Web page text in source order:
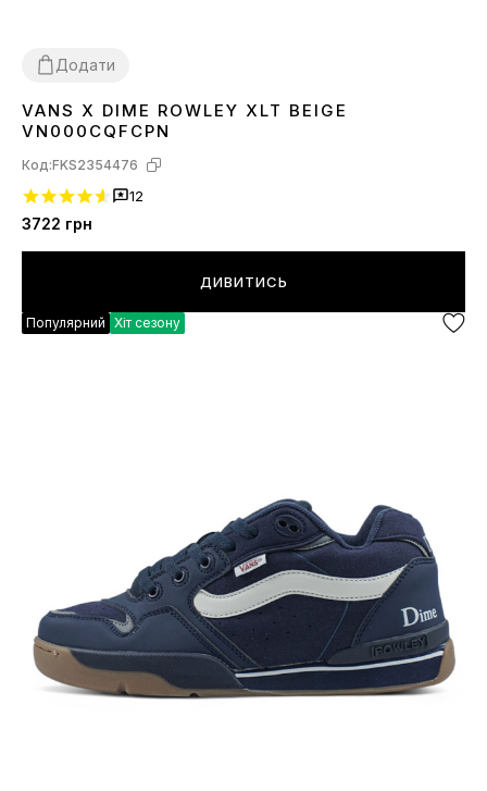
Додати
3637 44 45
VANS X DIME ROWLEY XLT BEIGE
VN000CQFCPN
Код:FKS2354476
12
3722 грн
ДИВИТИСЬ
Популярний Хіт сезону